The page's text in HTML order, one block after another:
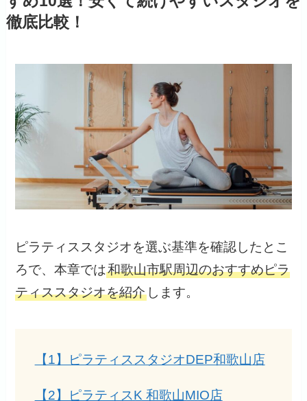
徹底比較！
ピラティススタジオを選ぶ基準を確認したとこ
ろで、本章では和歌山市駅周辺のおすすめピラ
ティススタジオを紹介 します。
【1】ピラティススタジオDEP和歌山店
【2】ピラティスK 和歌山MIO店